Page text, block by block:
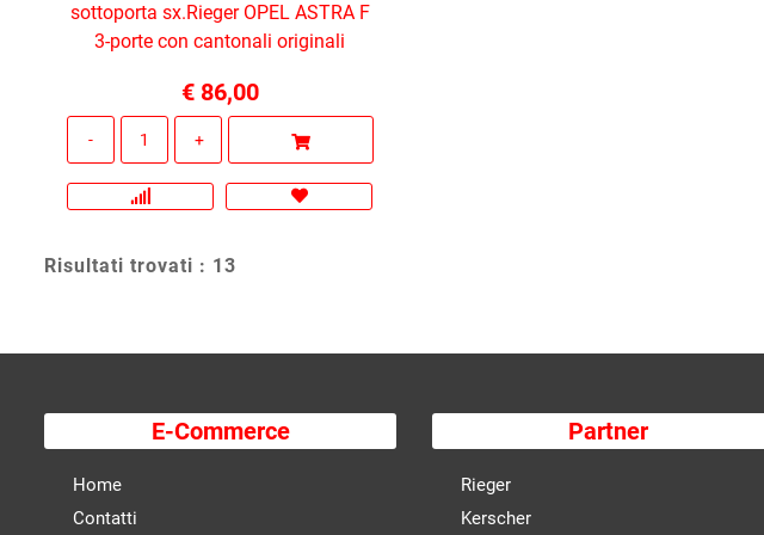
sottoporta sx.Rieger OPEL ASTRA F
3-porte con cantonali originali
€ 86,00
Risultati trovati : 13
E-Commerce
Home
Contatti
Partner
Rieger
Kerscher